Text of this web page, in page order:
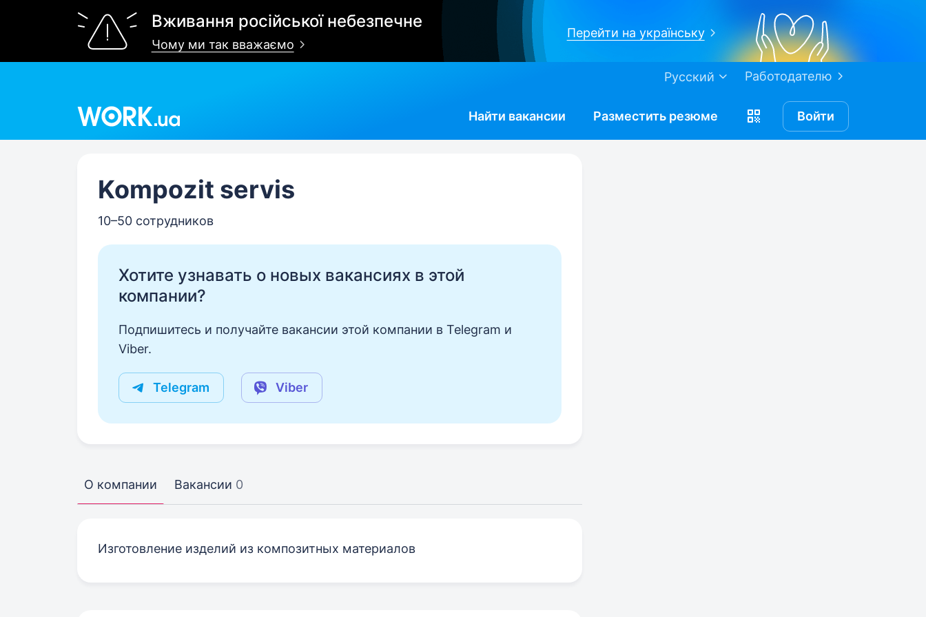
Вживання російської небезпечне
Чому ми так вважаємо
Перейти на українську
Работодателю
Русский
Найти вакансии Разместить резюме Войти
Kompozit servis
10–50 сотрудников
Хотите узнавать о новых вакансиях в этой
компании?
Подпишитесь и получайте вакансии этой компании в Telegram и
Viber.
Telegram Viber
О компании Вакансии 0
Изготовление изделий из композитных материалов